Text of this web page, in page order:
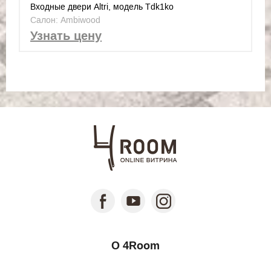
Входные двери Altri, модель Tdk1ko
Салон: Ambiwood
Узнать цену
О 4Room